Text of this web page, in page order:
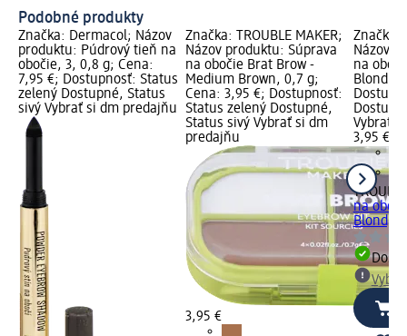
Podobné produkty
Značka: Dermacol; Názov
produktu: Púdrový tieň na
obočie, 3, 0,8 g; Cena:
7,95 €; Dostupnosť: Status
zelený Dostupné, Status
sivý Vybrať si dm predajňu
Značka: TROUBLE MAKER;
Názov produktu: Súprava
na obočie Brat Brow -
Medium Brown, 0,7 g;
Cena: 3,95 €; Dostupnosť:
Status zelený Dostupné,
Status sivý Vybrať si dm
predajňu
3,95 €
Značka:
Názov
na
Blond,
Vybrať
3,95 €
na
Blond,